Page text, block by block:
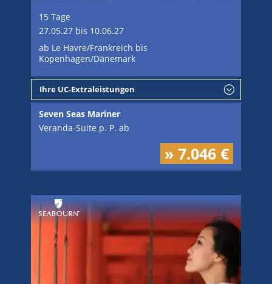
15 Tage
27.05.27 bis 10.06.27
ab Le Havre/Frankreich bis
Kopenhagen/Dänemark
Ihre UC-Extraleistungen
Seven Seas Mariner
Veranda-Suite p. P. ab
» 7.046 €